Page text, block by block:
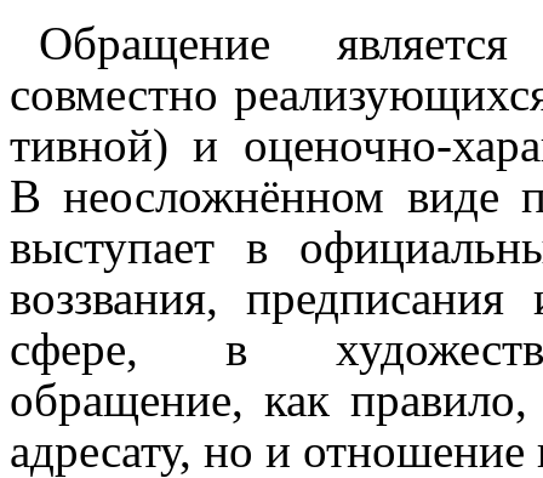
Обращение
совместно
тив­ной) и оценочно-
В неосложнённом виде
выступает в
воззвания,
сфере, в
обращение, как
адресату, но и